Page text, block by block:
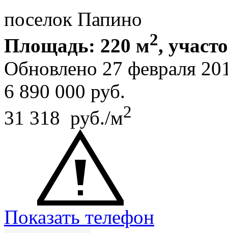
поселок Папино
Площадь: 220 м2,
Обновлено 27 февраля
6 890 000 руб.
31 318 руб./м2
Показать телефон